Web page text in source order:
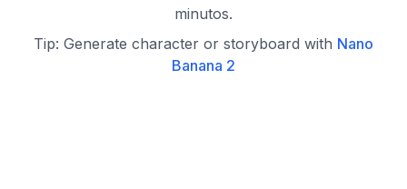
minutos.
Tip: Generate character or storyboard with Nano
Banana 2